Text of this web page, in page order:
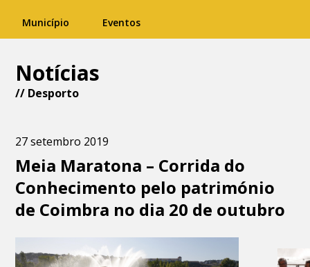
Município Eventos
Notícias
// Desporto
27 setembro 2019
Meia Maratona – Corrida do
Conhecimento pelo património
de Coimbra no dia 20 de outubro